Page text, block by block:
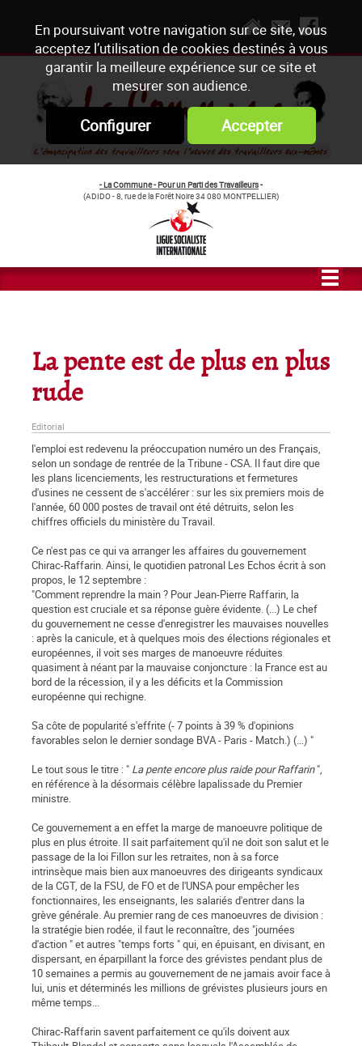
En poursuivant votre navigation sur ce site, vous
acceptez l’utilisation de cookies destinés à vous
garantir la meilleure expérience sur ce site et
mesurer son audience.
Configurer Accepter
- La Commune - Pour un Parti des Travailleurs-
(ADIDO - 8, rue de la Forêt Noire 34 080 MONTPELLIER)
La pente est de plus en plus
rude
Editorial
l'emploi est redevenu la préoccupation numéro un des Français,
selon un sondage de rentrée de la Tribune - CSA. Il faut dire que
les plans licenciements, les restructurations et fermetures
d'usines ne cessent de s'accélérer : sur les six premiers mois de
l'année, 60 000 postes de travail ont été détruits, selon les
chiffres officiels du ministère du Travail.
Ce n'est pas ce qui va arranger les affaires du gouvernement
Chirac-Raffarin. Ainsi, le quotidien patronal Les Echos écrit à son
propos, le 12 septembre :
"Comment reprendre la main ? Pour Jean-Pierre Raffarin, la
question est cruciale et sa réponse guère évidente. (...) Le chef
du gouvernement ne cesse d'enregistrer les mauvaises nouvelles
: après la canicule, et à quelques mois des élections régionales et
européennes, il voit ses marges de manoeuvre réduites
quasiment à néant par la mauvaise conjoncture : la France est au
bord de la récession, il y a les déficits et la Commission
européenne qui rechigne.
Sa côte de popularité s'effrite (- 7 points à 39 % d'opinions
favorables selon le dernier sondage BVA - Paris - Match.) (...) "
Le tout sous le titre : " La pente encore plus raide pour Raffarin",
en référence à la désormais célèbre lapalissade du Premier
ministre.
Ce gouvernement a en effet la marge de manoeuvre politique de
plus en plus étroite. Il sait parfaitement qu'il ne doit son salut et le
passage de la loi Fillon sur les retraites, non à sa force
intrinsèque mais bien aux manoeuvres des dirigeants syndicaux
de la CGT, de la FSU, de FO et de l'UNSA pour empêcher les
fonctionnaires, les enseignants, les salariés d'entrer dans la
grève générale. Au premier rang de ces manoeuvres de division :
la stratégie bien rodée, il faut le reconnaître, des "journées
d'action " et autres "temps forts " qui, en épuisant, en divisant, en
dispersant, en éparpillant la force des grévistes pendant plus de
10 semaines a permis au gouvernement de ne jamais avoir face à
lui, unis et déterminés les millions de grévistes plusieurs jours en
même temps...
Chirac-Raffarin savent parfaitement ce qu'ils doivent aux